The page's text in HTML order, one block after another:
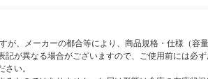
、メーカーの都合等により、商品規格・仕様（容
が異なる場合がございますので、ご使用前には必
い。